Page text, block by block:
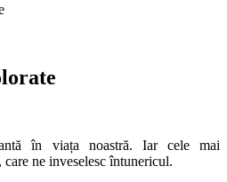
în viața noastră. Iar cele mai
ne inveselesc întunericul.